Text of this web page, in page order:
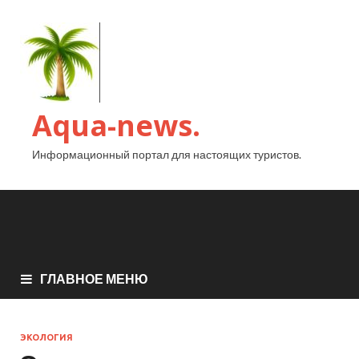
Aqua-news.
Информационный портал для настоящих туристов.
ГЛАВНОЕ МЕНЮ
ЭКОЛОГИЯ